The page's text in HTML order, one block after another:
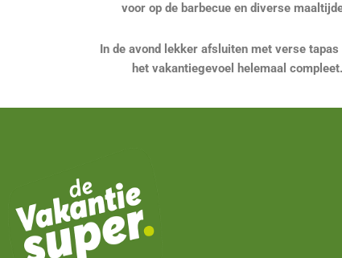
voor op de barbecue en diverse
In de avond lekker afsluiten met verse tapas
het vakantiegevoel helemaal compleet.